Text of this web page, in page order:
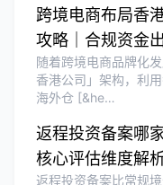
跨境电商布局香
攻略｜合规资金
随着跨境电商品牌化
香港公司」架构，利
海外仓 [&he…
返程投资备案哪
核心评估维度解
返程投资备案比常规